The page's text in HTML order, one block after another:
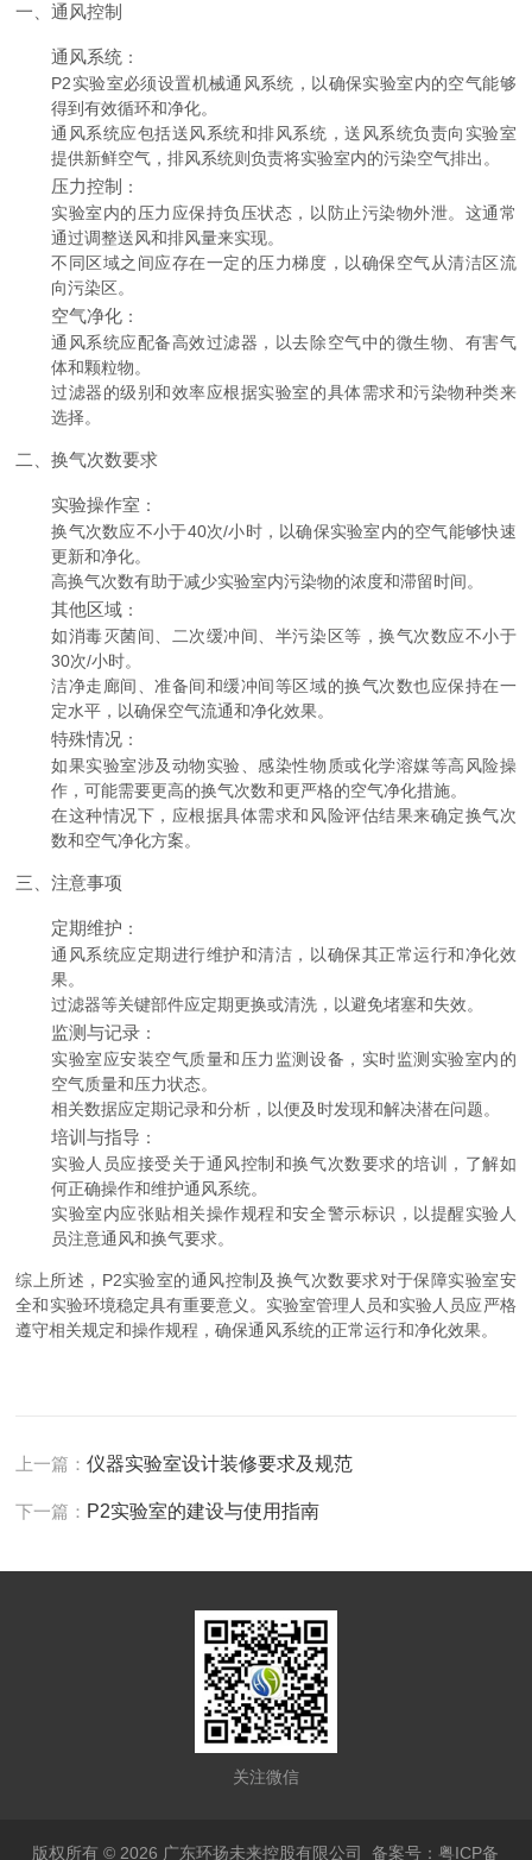
一、通风控制
通风系统 ：
P2实验室必须设置机械通风系统，以确保实验室内的空气能够
得到有效循环和净化。
通风系统应包括送风系统和排风系统，送风系统负责向实验室
提供新鲜空气，排风系统则负责将实验室内的污染空气排出。
压力控制
：
实验室内的压力应保持负压状态，以防止污染物外泄。这通常
通过调整送风和排风量来实现。
不同区域之间应存在一定的压力梯度，以确保空气从清洁区流
向污染区。
空气净化 ：
通风系统应配备高效过滤器，以去除空气中的微生物、有害气
体和颗粒物。
过滤器的级别和效率应根据实验室的具体需求和污染物种类来
选择。
二、换气次数要求
实验操作室 ：
换气次数应不小于40次/小时，以确保实验室内的空气能够快速
更新和净化。
高换气次数有助于减少实验室内污染物的浓度和滞留时间。
其他区域 ：
如消毒灭菌间、二次缓冲间、半污染区等，换气次数应不小于
30次/小时。
洁净走廊间、准备间和缓冲间等区域的换气次数也应保持在一
定水平，以确保空气流通和净化效果。
特殊情况 ：
如果实验室涉及动物实验、感染性物质或化学溶媒等高风险操
作，可能需要更高的换气次数和更严格的空气净化措施。
在这种情况下，应根据具体需求和风险评估结果来确定换气次
数和空气净化方案。
三、注意事项
定期维护 ：
通风系统应定期进行维护和清洁，以确保其正常运行和净化效
果。
过滤器等关键部件应定期更换或清洗，以避免堵塞和失效。
监测与记录 ：
实验室应安装空气质量和压力监测设备，实时监测实验室内的
空气质量和压力状态。
相关数据应定期记录和分析，以便及时发现和解决潜在问题。
培训与指导 ：
实验人员应接受关于通风控制和换气次数要求的培训，了解如
何正确操作和维护通风系统。
实验室内应张贴相关操作规程和安全警示标识，以提醒实验人
员注意通风和换气要求。
综上所述，P2实验室的通风控制及换气次数要求对于保障实验室安
全和实验环境稳定具有重要意义。实验室管理人员和实验人员应严格
遵守相关规定和操作规程，确保通风系统的正常运行和净化效果。
上一篇：仪器实验室设计装修要求及规范
下一篇： P2实验室的建设与使用指南
关注微信
版权所有 © 2026 广东环扬未来控股有限公司备案号：粤ICP备